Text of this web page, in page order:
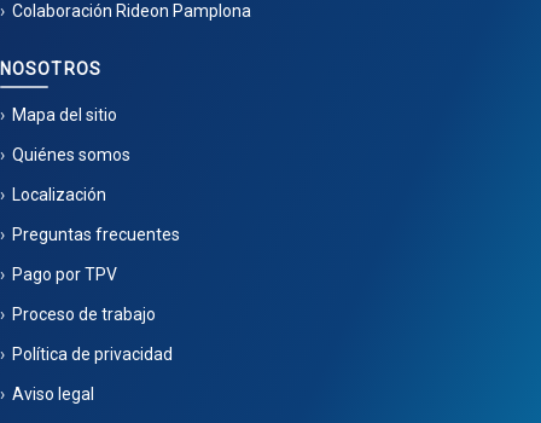
Colaboración Rideon Pamplona
NOSOTROS
Mapa del sitio
Quiénes somos
Localización
Preguntas frecuentes
Pago por TPV
Proceso de trabajo
Política de privacidad
Aviso legal